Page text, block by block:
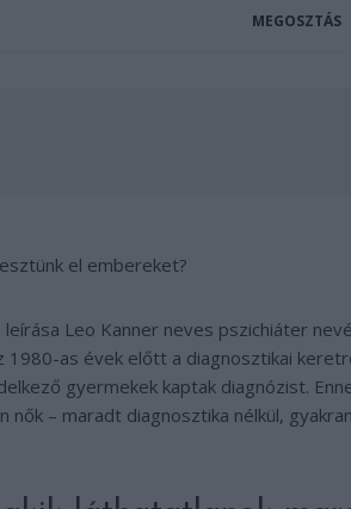
MEGOSZTÁS
el embereket?
Leo Kanner neves pszichiáter
as évek előtt a diagnosztikai
gyermekek kaptak diagnózist.
– maradt diagnosztika nélkül,